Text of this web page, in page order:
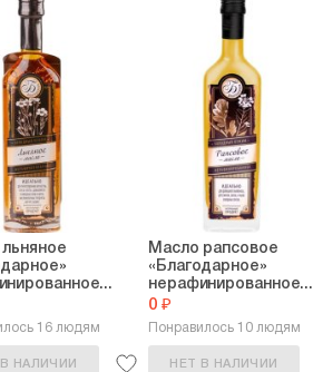
16 людям
НАЛИЧИИ
Масло рапсовое
«Благодарное»
нерафинированное...
0 ₽
Понравилось 10 людям
НЕТ В НАЛИЧИИ